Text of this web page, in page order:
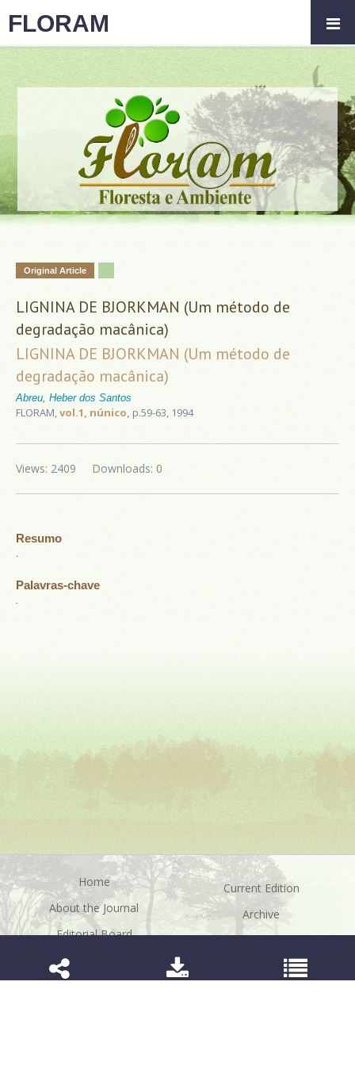
Original Article
LIGNINA DE BJORKMAN (Um método de
degradação macânica)
LIGNINA DE BJORKMAN (Um método de
degradação macânica)
Abreu Heber dos Santos
FLORAM,vol.1, núnico, p.59-63, 1994
Downloads: 0
Views: 2409
Resumo
Palavras-chave
Home
About the Journal
Editorial Board
Guidelines and Policies
Current Edition
Archive
FLORAM